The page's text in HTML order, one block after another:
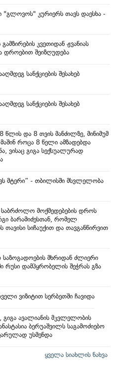
"გლოვოს" კურიერს თავს დაესხა -
კვეთიდან ჟვანიას
დროებით შეიზღუდება
სანქციების შესახებ
სანქციების შესახებ
და 8 თვის მანძილზე, მინიმუმ
როცა 8 წელი ამზადებდა
ვისაც გიგა სექსუალურად
მტერი” - თბილისში მსვლელობა
მოქმედებების დროს
ბარამიძესთან, რომელ
სიჩაუქით და თავგანწირვით
მხრიდან ძლიერი
რუსი დამპყრობელის შეჭრას გზა
ვიზიტით სერბეთში ჩავიდა
ავალიანის მკვლელობის
ბერუაშვილს საგამოძიებო
უსმენდა
ყველა სიახლის ნახვა